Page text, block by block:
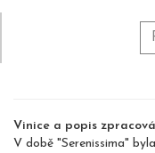
Vinice a popis
V době "Serenissima"